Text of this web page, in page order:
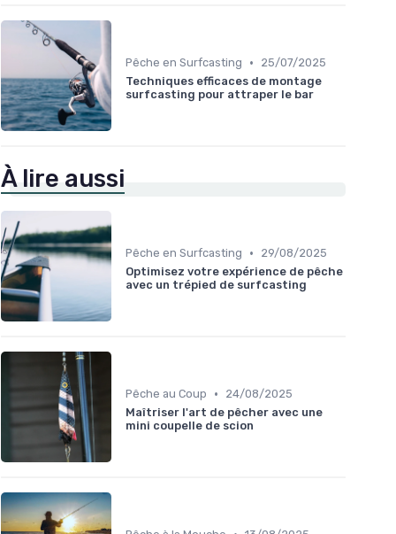
Pêche en Surfcasting •
25/07/2025
Techniques efficaces de montage
surfcasting pour attraper le bar
À lire aussi
Pêche en Surfcasting •
29/08/2025
Optimisez votre expérience de pêche
avec un trépied de surfcasting
Pêche au Coup •
24/08/2025
Maîtriser l'art de pêcher avec une
mini coupelle de scion